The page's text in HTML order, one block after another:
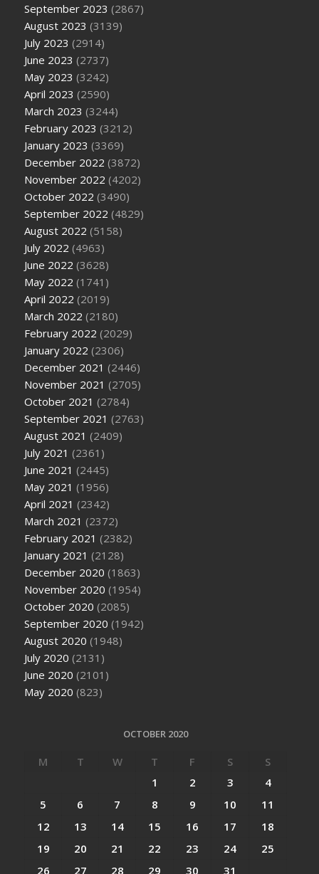
September 2023 (2867)
August 2023 (3139)
July 2023 (2914)
June 2023 (2737)
May 2023 (3242)
April 2023 (2590)
March 2023 (3244)
February 2023 (3212)
January 2023 (3369)
December 2022 (3872)
November 2022 (4202)
October 2022 (3490)
September 2022 (4829)
August 2022 (5158)
July 2022 (4963)
June 2022 (3628)
May 2022 (1741)
April 2022 (2019)
March 2022 (2180)
February 2022 (2029)
January 2022 (2306)
December 2021 (2446)
November 2021 (2705)
October 2021 (2784)
September 2021 (2763)
August 2021 (2409)
July 2021 (2361)
June 2021 (2445)
May 2021 (1956)
April 2021 (2342)
March 2021 (2372)
February 2021 (2382)
January 2021 (2128)
December 2020 (1863)
November 2020 (1954)
October 2020 (2085)
September 2020 (1942)
August 2020 (1948)
July 2020 (2131)
June 2020 (2101)
May 2020 (823)
OCTOBER 2020
M T W T F S
S
1
2 3
4
5
6 7 8 9 10
11
12
13 14 15 16 17
18
19
20 21 22 23 24
25
26
27 28 29 30 31